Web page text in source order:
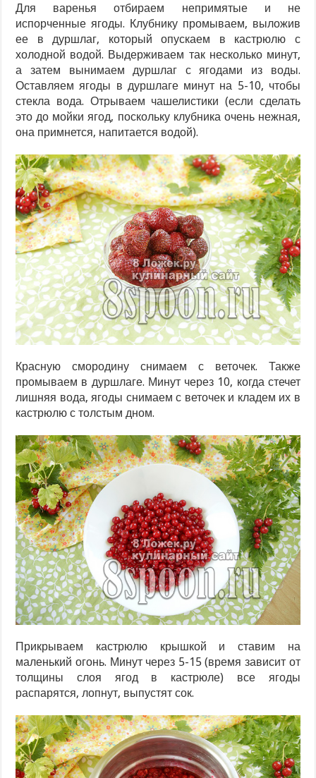
Для варенья отбираем непримятые и не
испорченные ягоды. Клубнику промываем, выложив
ее в дуршлаг, который опускаем в кастрюлю с
холодной водой. Выдерживаем так несколько минут,
а затем вынимаем дуршлаг с ягодами из воды.
Оставляем ягоды в дуршлаге минут на 5-10, чтобы
стекла вода. Отрываем чашелистики (если сделать
это до мойки ягод, поскольку клубника очень нежная,
она примнется, напитается водой).
Красную смородину снимаем с веточек. Также
промываем в дуршлаге. Минут через 10, когда стечет
лишняя вода, ягоды снимаем с веточек и кладем их в
кастрюлю с толстым дном.
Прикрываем кастрюлю крышкой и ставим на
маленький огонь. Минут через 5-15 (время зависит от
толщины слоя ягод в кастрюле) все ягоды
распарятся, лопнут, выпустят сок.